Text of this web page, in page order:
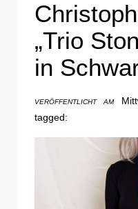
„Trio
in
VERÖFFENTLICHT AM
tagged: